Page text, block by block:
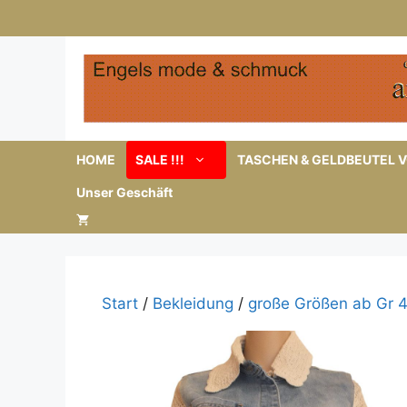
Inhalt
HOME SALE !!! TASCHEN & GELDBEUTEL
Unser Geschäft
Start / Bekleidung / große Größen ab Gr